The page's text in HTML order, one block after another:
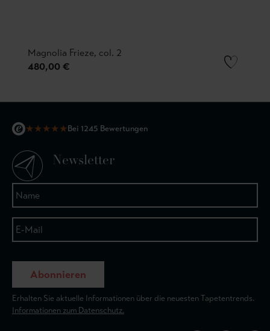
Magnolia Frieze, col. 2
480,00 €
★★★★★Bei 1245 Bewertungen
Newsletter
Abonnieren
Erhalten Sie aktuelle Informationen über die neuesten Tapetentrends.
Informationen zum Datenschutz.